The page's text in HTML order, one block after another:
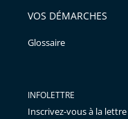
VOS DÉMARCHES
Glossaire
INFOLETTRE
Inscrivez-vous à la